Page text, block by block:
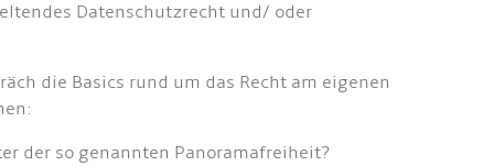
Datenschutzrecht und/ oder
die Basics rund um das Recht am eigenen
der so genannten Panoramafreiheit?